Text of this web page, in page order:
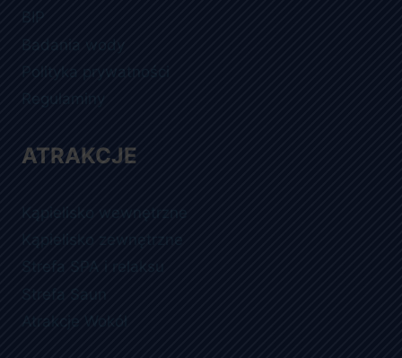
BIP
Badania wody
Polityka prywatności
Regulaminy
ATRAKCJE
Kąpielisko wewnętrzne
Kąpielisko zewnętrzne
Strefa SPA i relaksu
Strefa Saun
Atrakcje Wokół